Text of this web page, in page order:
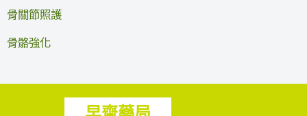
骨關節照護
骨骼強化